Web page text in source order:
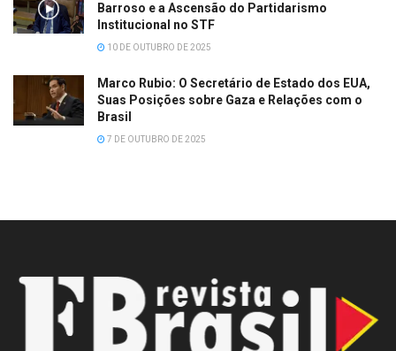
Barroso e a Ascensão do Partidarismo
Institucional no STF
10 DE OUTUBRO DE 2025
Marco Rubio: O Secretário de Estado dos EUA,
Suas Posições sobre Gaza e Relações com o
Brasil
7 DE OUTUBRO DE 2025